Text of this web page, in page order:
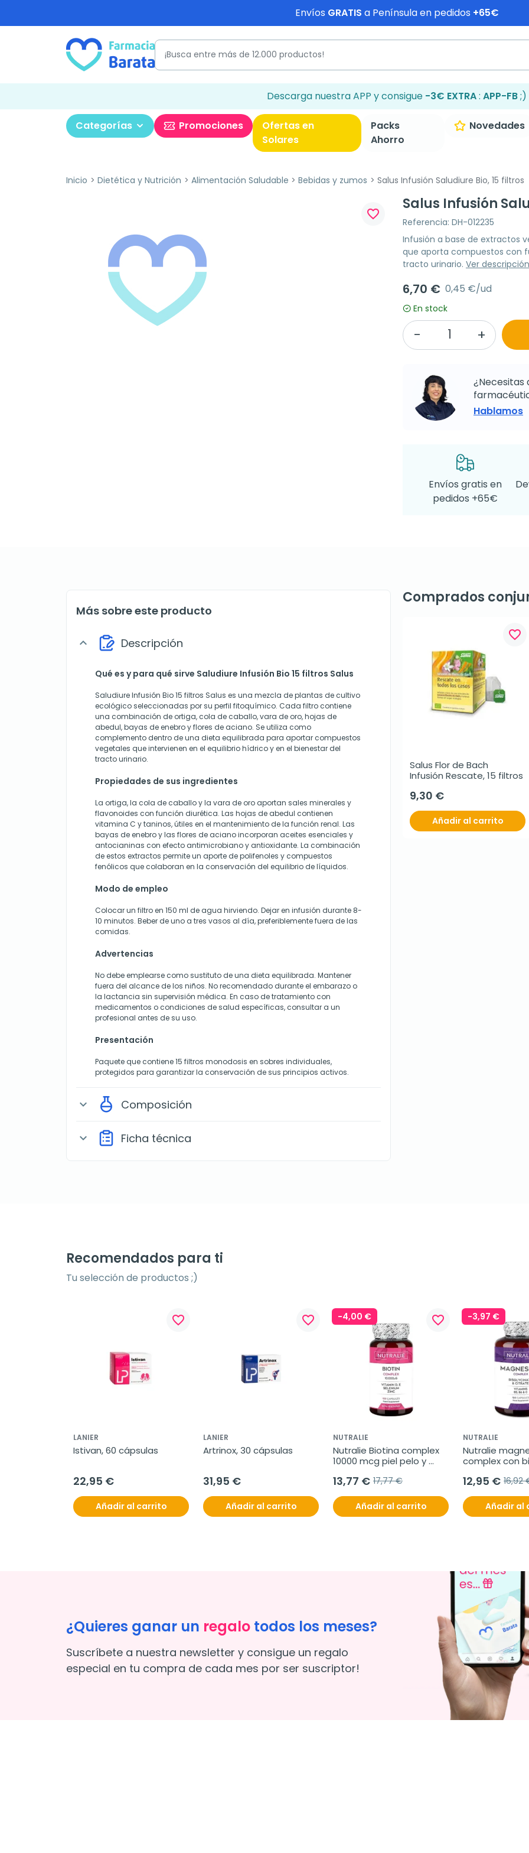
Envíos GRATIS a Península en pedidos +65€
Descarga nuestra APP y consigue -3€ EXTRA: APP-FB;)
Categorías Promociones
Ofertas en
Solares
Packs
Ahorro
Novedades
Inicio Dietética y Nutrición Alimentación Saludable Bebidas y zumos Salus Infusión Saludiure Bio, 15 filtros
favorite_border
Salus Infusión
Referencia: DH-012235
Infusión a base de extractos
que aporta compuestos con
tracto urinario. Ver
6,70 € 0,45 €/ud
En stock
¿Necesitas
Hablamos
Envíos gratis en
pedidos +65€
Más sobre este producto
expand_more Descripción
Qué es y para qué sirve Saludiure Infusión Bio 15 filtros Salus
Saludiure Infusión Bio 15 filtros Salus es una mezcla de plantas de cultivo
ecológico seleccionadas por su perfil fitoquímico. Cada filtro contiene
una combinación de ortiga, cola de caballo, vara de oro, hojas de
abedul, bayas de enebro y flores de aciano. Se utiliza como
complemento dentro de una dieta equilibrada para aportar compuestos
vegetales que intervienen en el equilibrio hídrico y en el bienestar del
tracto urinario.
Propiedades de sus ingredientes
La ortiga, la cola de caballo y la vara de oro aportan sales minerales y
flavonoides con función diurética. Las hojas de abedul contienen
vitamina C y taninos, útiles en el mantenimiento de la función renal. Las
bayas de enebro y las flores de aciano incorporan aceites esenciales y
antocianinas con efecto antimicrobiano y antioxidante. La combinación
de estos extractos permite un aporte de polifenoles y compuestos
fenólicos que colaboran en la conservación del equilibrio de líquidos.
Modo de empleo
Colocar un filtro en 150 ml de agua hirviendo. Dejar en infusión durante 8-
10 minutos. Beber de uno a tres vasos al día, preferiblemente fuera de las
comidas.
Advertencias
No debe emplearse como sustituto de una dieta equilibrada. Mantener
fuera del alcance de los niños. No recomendado durante el embarazo o
la lactancia sin supervisión médica. En caso de tratamiento con
medicamentos o condiciones de salud específicas, consultar a un
profesional antes de su uso.
Presentación
Paquete que contiene 15 filtros monodosis en sobres individuales,
protegidos para garantizar la conservación de sus principios activos.
expand_more Composición
expand_more Ficha técnica
Comprados
favorite_border
Salus Flor de Bach
Infusión Rescate, 15 filtros
9,30 €
Añadir al carrito
Recomendados para ti
Tu selección de productos ;)
favorite_border
LANIER
Istivan, 60 cápsulas
22,95 €
Añadir al carrito
favorite_border
LANIER
Artrinox, 30 cápsulas
31,95 €
Añadir al carrito
-4,00 € favorite_border
NUTRALIE
Nutralie Biotina complex
10000 mcg piel pelo y
13,77 € 17,77 €
Añadir al carrito
-3,97 €
NUTRALIE
Nutralie
complex con
12,95 € 16,92
Añadir al
¿Quieres ganar un regalo todos los meses?
Suscríbete a nuestra newsletter y consigue un regalo
especial en tu compra de cada mes por ser suscriptor!